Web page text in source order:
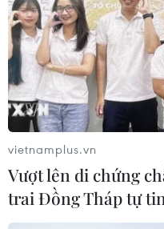
chức sử dụng ma túy
karaoke
05/08/2026 09:38
vietnamplus.vn
Vượt lên di chứng
trai Đồng Tháp tự